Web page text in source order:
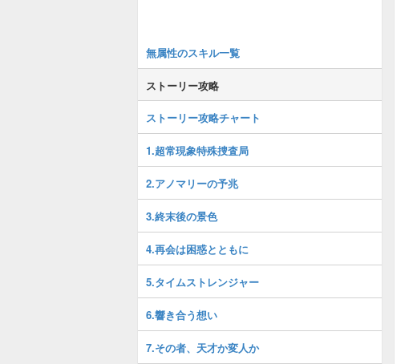
無属性のスキル一覧
ストーリー攻略
ストーリー攻略チャート
1.超常現象特殊捜査局
2.アノマリーの予兆
3.終末後の景色
4.再会は困惑とともに
5.タイムストレンジャー
6.響き合う想い
7.その者、天才か変人か